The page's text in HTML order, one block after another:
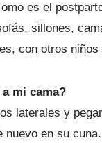
es el
sillones,
con otros
mi cama?
laterales y
nuevo en su cuna.